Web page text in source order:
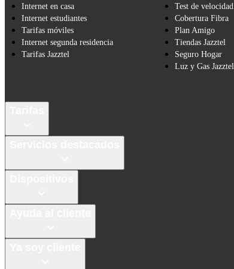
Internet en casa
Internet estudiantes
Tarifas móviles
Internet segunda residencia
Tarifas Jazztel
Test de velocidad
Cobertura Fibra
Plan Amigo
Tiendas Jazztel
Seguro Hogar
Luz y Gas Jazztel